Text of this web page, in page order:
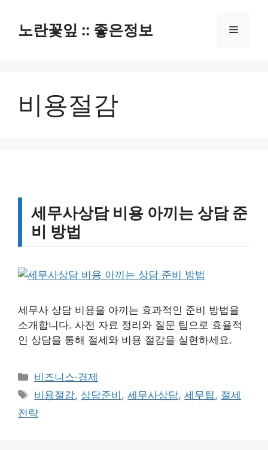
노란꽃잎 :: 좋은정보 메
비용절감
세무사상담 비용 아끼는 상담 준
비 방법
세무사 상담 비용을 아끼는 효과적인 준비 방법을
소개합니다. 사전 자료 정리와 질문 팁으로 효율적
인 상담을 통해 절세와 비용 절감을 실현하세요.
카
테
리
비즈니스·경제
태
그
비용절감, 상담준비 ,세무사상담,세무팁, 절세
전략